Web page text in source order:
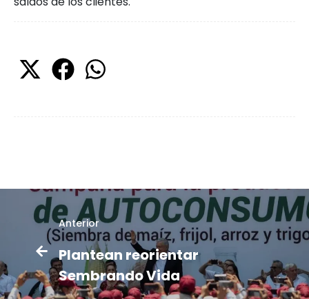
Anterior
Plantean reorientar
Sembrando Vida